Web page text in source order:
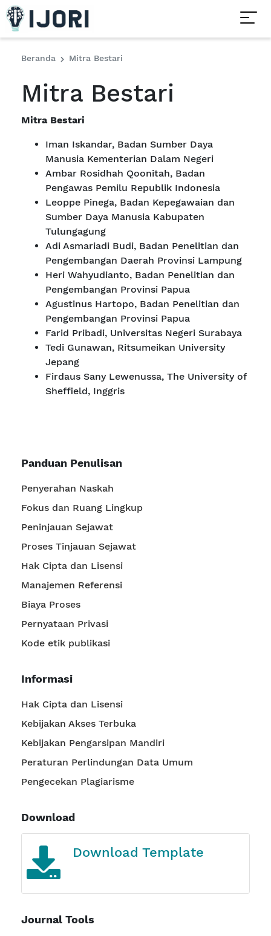
Beranda Mitra Bestari
Mitra Bestari
Mitra Bestari
Iman Iskandar, Badan Sumber Daya
Manusia Kementerian Dalam Negeri
Ambar Rosidhah Qoonitah, Badan
Pengawas Pemilu Republik Indonesia
Leoppe Pinega, Badan Kepegawaian dan
Sumber Daya Manusia Kabupaten
Tulungagung
Adi Asmariadi Budi, Badan Penelitian dan
Pengembangan Daerah Provinsi Lampung
Heri Wahyudianto, Badan Penelitian dan
Pengembangan Provinsi Papua
Agustinus Hartopo, Badan Penelitian dan
Pengembangan Provinsi Papua
Farid Pribadi, Universitas Negeri Surabaya
Tedi Gunawan, Ritsumeikan University
Jepang
Firdaus Sany Lewenussa, The University of
Sheffield, Inggris
Panduan Penulisan
Penyerahan Naskah
Fokus dan Ruang Lingkup
Peninjauan Sejawat
Proses Tinjauan Sejawat
Hak Cipta dan Lisensi
Manajemen Referensi
Biaya Proses
Pernyataan Privasi
Kode etik publikasi
Informasi
Hak Cipta dan Lisensi
Kebijakan Akses Terbuka
Kebijakan Pengarsipan Mandiri
Peraturan Perlindungan Data Umum
Pengecekan Plagiarisme
Download
Journal Tools